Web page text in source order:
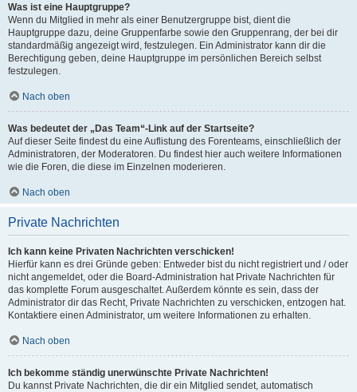
Was ist eine Hauptgruppe?
Wenn du Mitglied in mehr als einer Benutzergruppe bist, dient die
Hauptgruppe dazu, deine Gruppenfarbe sowie den Gruppenrang, der bei dir
standardmäßig angezeigt wird, festzulegen. Ein Administrator kann dir die
Berechtigung geben, deine Hauptgruppe im persönlichen Bereich selbst
festzulegen.
Nach oben
Was bedeutet der „Das Team“-Link auf der Startseite?
Auf dieser Seite findest du eine Auflistung des Forenteams, einschließlich der
Administratoren, der Moderatoren. Du findest hier auch weitere Informationen
wie die Foren, die diese im Einzelnen moderieren.
Nach oben
Private Nachrichten
Ich kann keine Privaten Nachrichten verschicken!
Hierfür kann es drei Gründe geben: Entweder bist du nicht registriert und / oder
nicht angemeldet, oder die Board-Administration hat Private Nachrichten für
das komplette Forum ausgeschaltet. Außerdem könnte es sein, dass der
Administrator dir das Recht, Private Nachrichten zu verschicken, entzogen hat.
Kontaktiere einen Administrator, um weitere Informationen zu erhalten.
Nach oben
Ich bekomme ständig unerwünschte Private Nachrichten!
Du kannst Private Nachrichten, die dir ein Mitglied sendet, automatisch